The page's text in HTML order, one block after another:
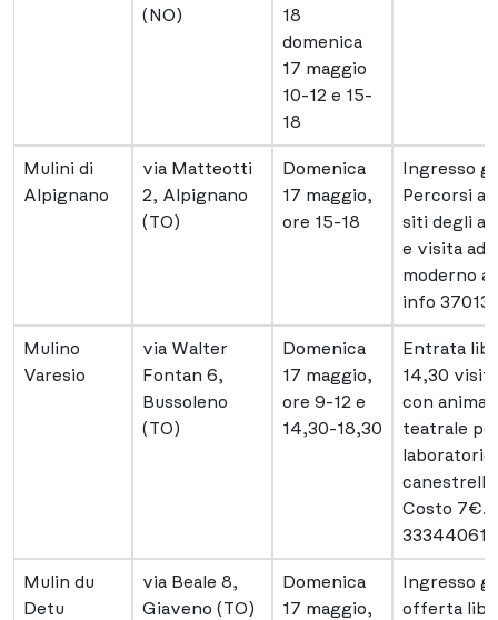
(NO)
18
domenica
17 maggio
10-12 e 15-
18
Mulini di
Alpignano
via Matteotti
2, Alpignano
(TO)
Domenica
17 maggio,
ore 15-18
Ingresso
Percorsi
siti degli
e visita ad
moderno
info
Mulino
Varesio
via Walter
Fontan 6,
Bussoleno
(TO)
Domenica
17 maggio,
ore 9-12 e
14,30-18,30
Entrata
14,30
con
teatrale
laboratorio
canestrelli
Costo 7€.
Mulin du
Detu
via Beale 8,
Giaveno (TO)
Domenica
17 maggio,
Ingresso
offerta